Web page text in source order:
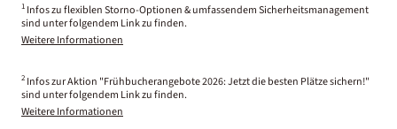
1 Infos zu flexiblen Storno-Optionen & umfassendem Sicherheitsmanagement
sind unter folgendem Link zu finden.
Weitere Informationen
2 Infos zur Aktion "Frühbucherangebote 2026: Jetzt die besten Plätze sichern!"
sind unter folgendem Link zu finden.
Weitere Informationen